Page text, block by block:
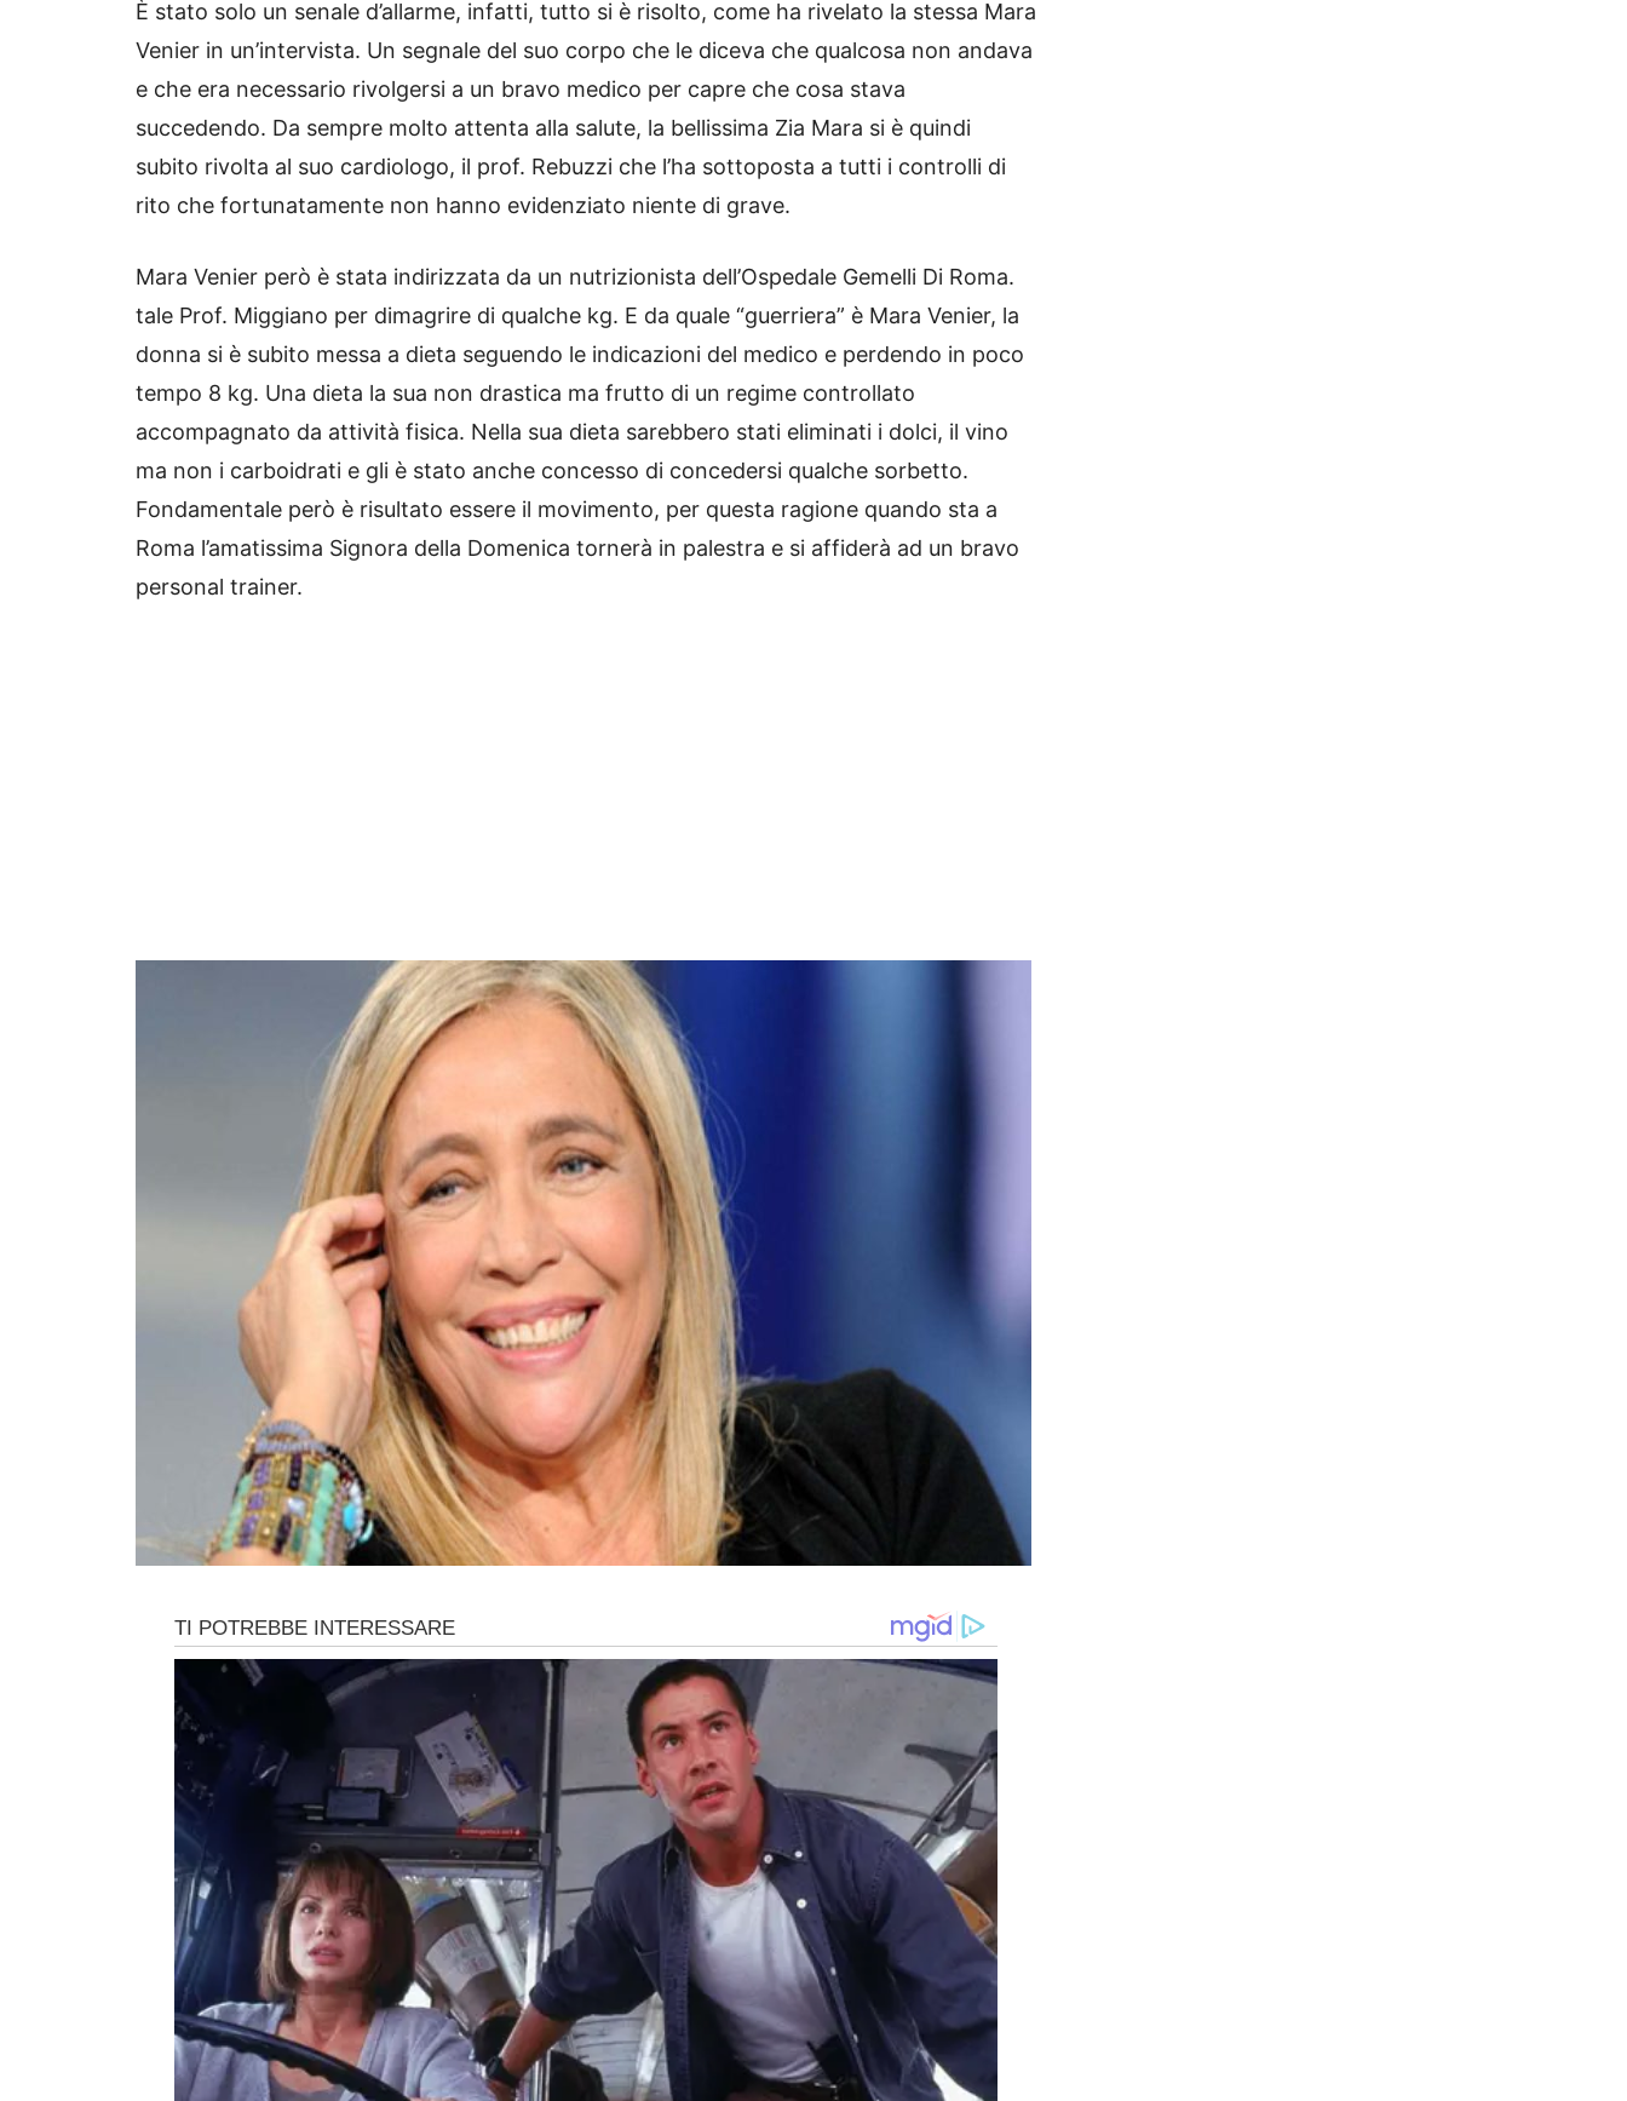
È stato solo un senale d’allarme, infatti, tutto si è risolto, come ha rivelato la stessa Mara
Venier in un’intervista. Un segnale del suo corpo che le diceva che qualcosa non andava
e che era necessario rivolgersi a un bravo medico per capre che cosa stava
succedendo. Da sempre molto attenta alla salute, la bellissima Zia Mara si è quindi
subito rivolta al suo cardiologo, il prof. Rebuzzi che l’ha sottoposta a tutti i controlli di
rito che fortunatamente non hanno evidenziato niente di grave.
Mara Venier però è stata indirizzata da un nutrizionista dell’Ospedale Gemelli Di Roma.
tale Prof. Miggiano per dimagrire di qualche kg. E da quale “guerriera” è Mara Venier, la
donna si è subito messa a dieta seguendo le indicazioni del medico e perdendo in poco
tempo 8 kg. Una dieta la sua non drastica ma frutto di un regime controllato
accompagnato da attività fisica. Nella sua dieta sarebbero stati eliminati i dolci, il vino
ma non i carboidrati e gli è stato anche concesso di concedersi qualche sorbetto.
Fondamentale però è risultato essere il movimento, per questa ragione quando sta a
Roma l’amatissima Signora della Domenica tornerà in palestra e si affiderà ad un bravo
personal trainer.